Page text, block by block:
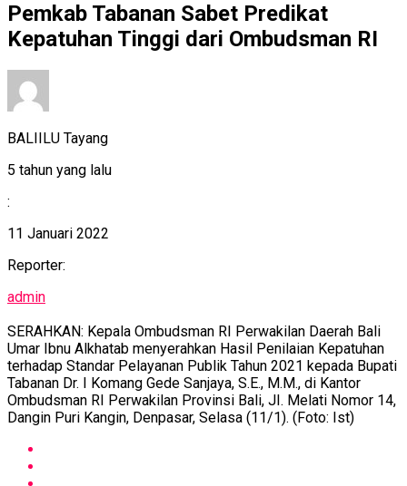
Pemkab Tabanan Sabet Predikat
Kepatuhan Tinggi dari Ombudsman RI
BALIILU Tayang
5 tahun yang lalu
:
11 Januari 2022
Reporter:
admin
SERAHKAN: Kepala Ombudsman RI Perwakilan Daerah Bali
Umar Ibnu Alkhatab menyerahkan Hasil Penilaian Kepatuhan
terhadap Standar Pelayanan Publik Tahun 2021 kepada Bupati
Tabanan Dr. I Komang Gede Sanjaya, S.E., M.M., di Kantor
Ombudsman RI Perwakilan Provinsi Bali, JI. Melati Nomor 14,
Dangin Puri Kangin, Denpasar, Selasa (11/1). (Foto: Ist)